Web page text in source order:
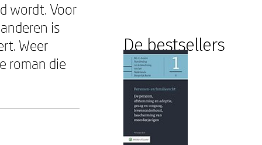
wordt. Voor
is
Weer
roman die
De bestsellers